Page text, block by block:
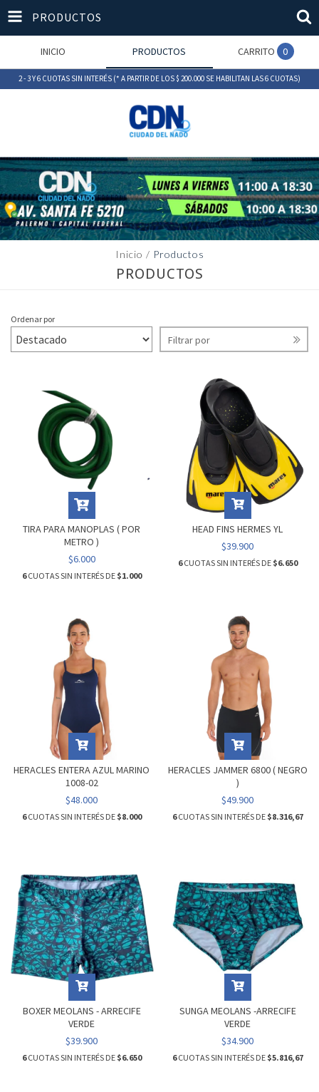
PRODUCTOS
INICIO PRODUCTOS CARRITO 0
2 - 3 Y 6 CUOTAS SIN INTERÉS (* A PARTIR DE LOS $ 200.000 SE HABILITAN LAS 6 CUOTAS)
Inicio / Productos
PRODUCTOS
Ordenar por
Filtrar por
TIRA PARA MANOPLAS ( POR
METRO )
$6.000
6CUOTAS SIN INTERÉS DE $1.000
HEAD FINS HERMES YL
$39.900
6CUOTAS SIN INTERÉS DE $6.650
HERACLES ENTERA AZUL MARINO
1008-02
$48.000
6CUOTAS SIN INTERÉS DE $8.000
HERACLES JAMMER 6800 ( NEGRO
)
$49.900
6CUOTAS SIN INTERÉS DE $8.316,67
BOXER MEOLANS - ARRECIFE
VERDE
$39.900
6CUOTAS SIN INTERÉS DE $6.650
SUNGA MEOLANS -ARRECIFE
VERDE
$34.900
6CUOTAS SIN INTERÉS DE $5.816,67